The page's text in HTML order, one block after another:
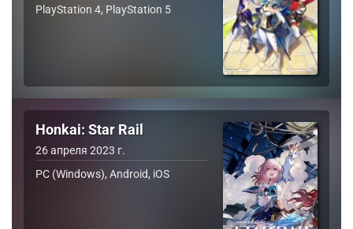
PlayStation 4, PlayStation 5
Honkai: Star Rail
26 апреля 2023 г.
PC (Windows), Android, iOS